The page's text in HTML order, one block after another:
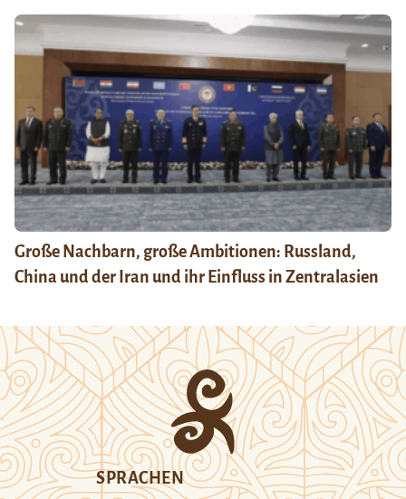
Große Nachbarn, große Ambitionen: Russland,
China und der Iran und ihr Einfluss in Zentralasien
SPRACHEN